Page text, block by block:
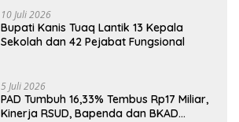
10 Juli 2026
Bupati Kanis Tuaq Lantik 13 Kepala
Sekolah dan 42 Pejabat Fungsional
5 Juli 2026
PAD Tumbuh 16,33% Tembus Rp17 Miliar,
Kinerja RSUD, Bapenda dan BKAD